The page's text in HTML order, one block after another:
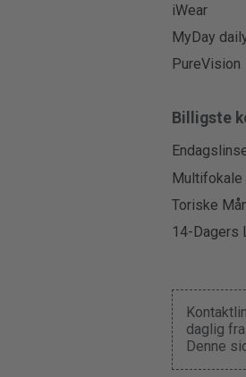
iWear
MyDay
PureVision
Billigste
Multifokale
Toriske
14-Dagers
daglig
Denne